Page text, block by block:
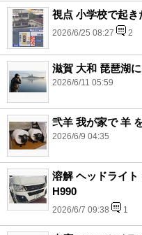
視点 小学校で起き
2026/6/25 08:27 2
滋賀 大和 琵琶湖に
2026/6/11 05:59
弐羊 我が家で 羊
2026/6/9 04:35
溶解 ヘッドライ
H990
2026/6/7 09:38 1